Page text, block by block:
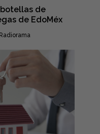
de
de EdoMéx